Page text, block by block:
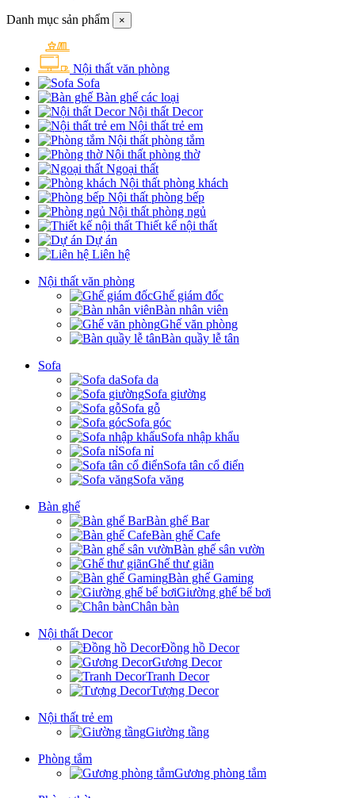
Danh mục sản phẩm ×
Nội thất văn phòng
Sofa
Bàn ghế các loại
Nội thất Decor
Nội thất trẻ em
Nội thất phòng tắm
Nội thất phòng thờ
Ngoại thất
Nội thất phòng khách
Nội thất phòng bếp
Nội thất phòng ngủ
Thiết kế nội thất
Dự án
Liên hệ
Nội thất văn phòng
Ghế giám đốc
Bàn nhân viên
Ghế văn phòng
Bàn quầy lễ tân
Sofa
Sofa da
Sofa giường
Sofa gỗ
Sofa góc
Sofa nhập khẩu
Sofa nỉ
Sofa tân cổ điển
Sofa văng
Bàn ghế
Bàn ghế Bar
Bàn ghế Cafe
Bàn ghế sân vườn
Ghế thư giãn
Bàn ghế Gaming
Giường ghế bể bơi
Chân bàn
Nội thất Decor
Đồng hồ Decor
Gương Decor
Tranh Decor
Tượng Decor
Nội thất trẻ em
Giường tầng
Phòng tắm
Gương phòng tắm